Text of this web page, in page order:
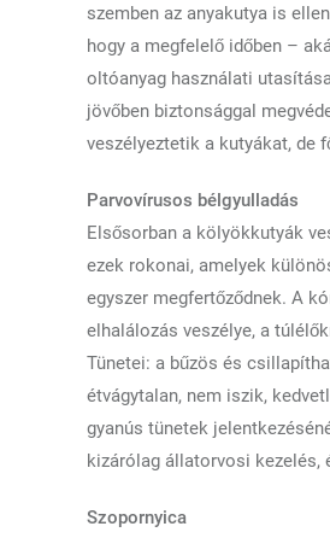
szemben az anyakutya is
hogy a megfelelő időben –
oltóanyag használati
jövőben biztonsággal
veszélyeztetik a kutyákat, de
Parvovírusos bélgyulladás
Elsősorban a kölyökkutyák
ezek rokonai, amelyek
egyszer megfertőződnek. A
elhalálozás veszélye, a
Tünetei: a bűzös és
étvágytalan, nem iszik,
gyanús tünetek
kizárólag állatorvosi kezelés,
Szopornyica